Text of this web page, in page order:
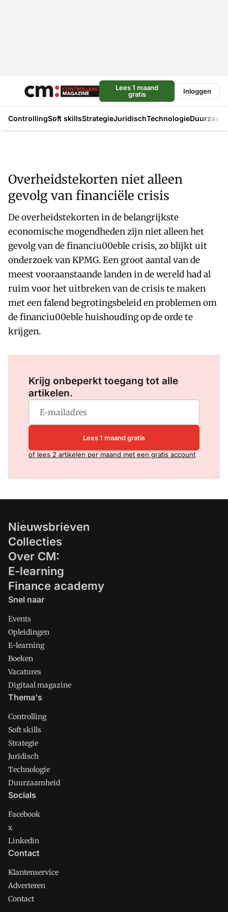
Lees 1 maand
gratis
Inloggen
ControllingSoft skillsStrategieJuridischTechnologie
Overheidstekorten niet alleen
gevolg van financiële crisis
De overheidstekorten in de belangrijkste
economische mogendheden zijn niet alleen het
gevolg van de financiu00eble crisis, zo blijkt uit
onderzoek van KPMG. Een groot aantal van de
meest vooraanstaande landen in de wereld had al
ruim voor het uitbreken van de crisis te maken
met een falend begrotingsbeleid en problemen om
de financiu00eble huishouding op de orde te
krijgen.
Krijg onbeperkt toegang tot alle
artikelen.
Lees 1 maand gratis
of lees 2 artikelen per maand met een gratis account
Nieuwsbrieven
Collecties
Over CM:
E-learning
Finance academy
Snel naar
Events
Opleidingen
E-learning
Boeken
Vacatures
Digitaal magazine
Thema's
Controlling
Soft skills
Strategie
Juridisch
Technologie
Duurzaamheid
Socials
Facebook
x
Linkedin
Contact
Klantenservice
Adverteren
Contact